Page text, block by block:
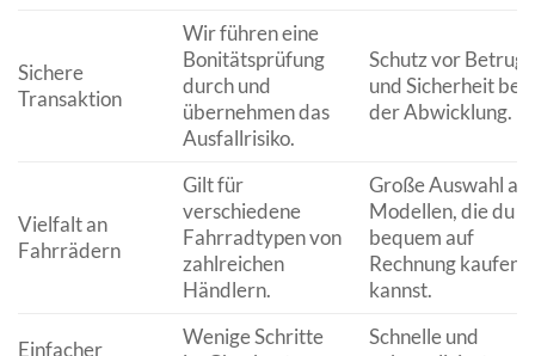
Sichere
Transaktion
Wir führen eine
Bonitätsprüfung
durch und
übernehmen das
Ausfallrisiko.
Schutz vor Betrug
und Sicherheit bei
der Abwicklung.
Vielfalt an
Fahrrädern
Gilt für
verschiedene
Fahrradtypen von
zahlreichen
Händlern.
Große Auswahl an
Modellen, die du
bequem auf
Rechnung kaufen
kannst.
Einfacher
Wenige Schritte
Schnelle und